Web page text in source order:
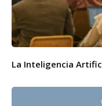
La Inteligencia